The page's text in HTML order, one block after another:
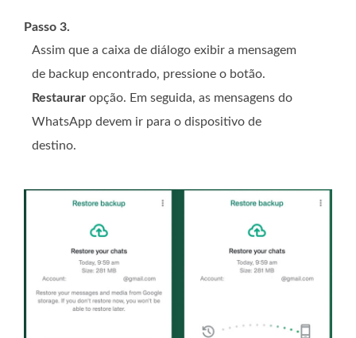
Passo 3.
Assim que a caixa de diálogo exibir a mensagem
de backup encontrado, pressione o botão.
Restaurar opção. Em seguida, as mensagens do
WhatsApp devem ir para o dispositivo de
destino.